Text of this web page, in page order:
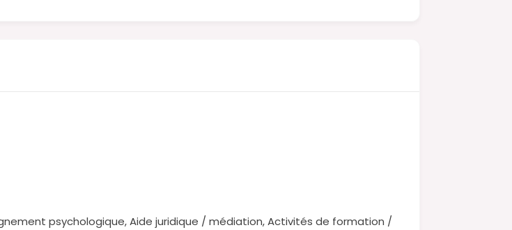
psychologique, Aide juridique / médiation, Activités de formation /